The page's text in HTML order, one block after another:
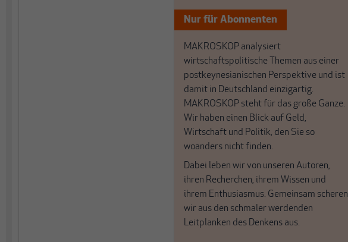
Nur für Abonnenten
MAKROSKOP analysiert
wirtschaftspolitische Themen aus einer
postkeynesianischen Perspektive und ist
damit in Deutschland einzigartig.
MAKROSKOP steht für das große Ganze.
Wir haben einen Blick auf Geld,
Wirtschaft und Politik, den Sie so
woanders nicht finden.
Dabei leben wir von unseren Autoren,
ihren Recherchen, ihrem Wissen und
ihrem Enthusiasmus. Gemeinsam scheren
wir aus den schmaler werdenden
Leitplanken des Denkens aus.